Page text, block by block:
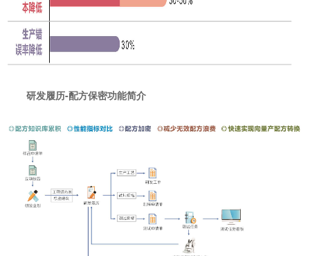
研发履历-配方保密功能简介